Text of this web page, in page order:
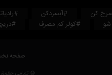
کن #آبسردکن
شو
#کولر کم مصرف
صفحه